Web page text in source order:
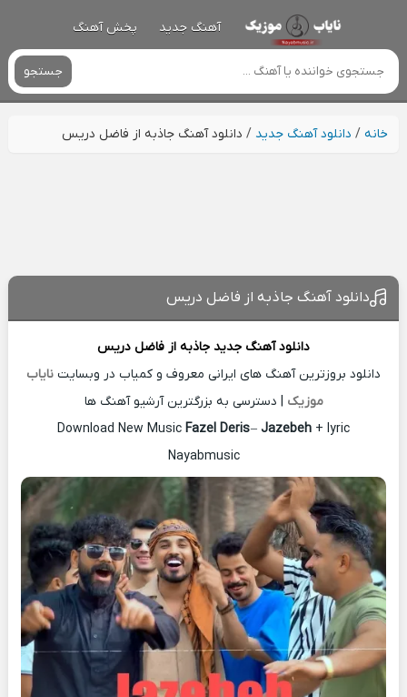
آهنگ جدید پخش آهنگ
جستجو
خانه/ دانلود آهنگ جدید / دانلود آهنگ جاذبه از فاضل دریس
دانلود آهنگ جاذبه از فاضل دریس
دانلود آهنگ جدید جاذبه از فاضل دریس
دانلود بروزترین آهنگ های ایرانی معروف و کمیاب در وبسایت نایاب
موزیک | دسترسی به بزرگترین آرشیو آهنگ ها
Download New Music Fazel Deris– Jazebeh + lyric
Nayabmusic